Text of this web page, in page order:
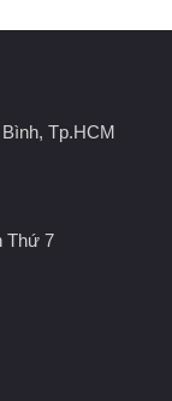
Tp.HCM
Thứ 7